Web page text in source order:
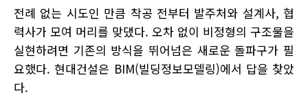
전례 없는 시도인 만큼 착공 전부터 발주처와 설계사, 협
력사가 모여 머리를 맞댔다. 오차 없이 비정형의 구조물을
실현하려면 기존의 방식을 뛰어넘은 새로운 돌파구가 필
요했다. 현대건설은 BIM(빌딩정보모델링)에서 답을 찾았
다.